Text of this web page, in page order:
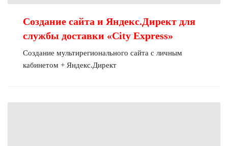
Создание сайта и Яндекс.Директ для
службы доставки «City Express»
Создание мультирегионального сайта с личным
кабинетом + Яндекс.Директ